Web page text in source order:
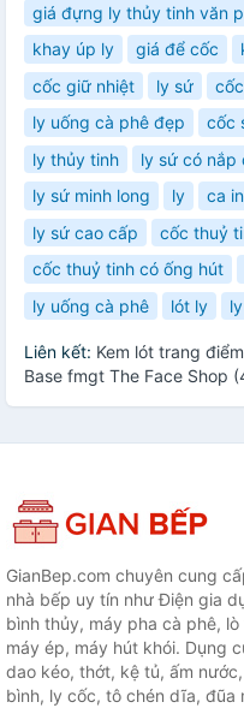
giá đựng ly thủy tinh văn
khay úp ly
giá để cốc
cốc giữ nhiệt
ly sứ
ly uống cà phê đẹp
cốc
ly thủy tinh
ly sứ có nắp
ly sứ minh long
ly ca
ly sứ cao cấp
cốc thuỷ
cốc thuỷ tinh có ống hút
ly uống cà phê
lót ly
Liên kết: Kem lót trang
Base fmgt The Face Shop
GianBep.com chuyên cung
nhà bếp uy tín như Điện gia
bình thủy, máy pha cà phê,
máy ép, máy hút khói. Dụng
dao kéo, thớt, kệ tủ, ấm
bình, ly cốc, tô chén dĩa, đũa